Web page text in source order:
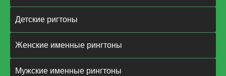
Детские ригтоны
Женские именные рингтоны
Мужские именные рингтоны